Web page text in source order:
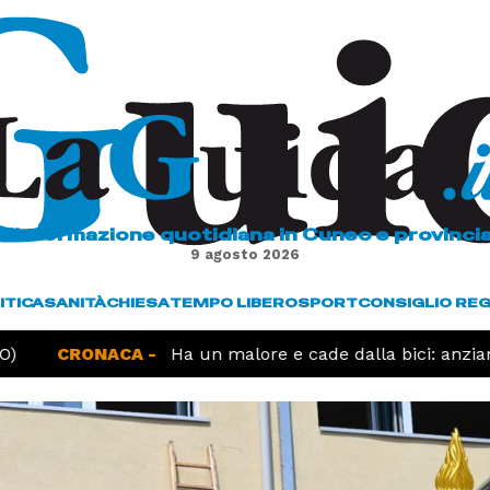
L'informazione quotidiana in Cuneo e
9 agosto 2026
SANITÀCHIESATEMPO LIBEROSPORTCONSIGLIO
CRONACA - Ha un malore e cade dalla bici: